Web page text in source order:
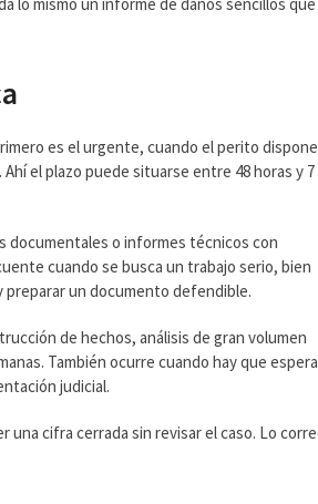
es el urgente, cuando el perito
el plazo puede situarse entre 48 horas y 7
documentales o informes técnicos con
cuando se busca un trabajo serio, bien
un documento defendible.
de hechos, análisis de gran volumen
También ocurre cuando hay que
judicial.
cifra cerrada sin revisar el caso. Lo